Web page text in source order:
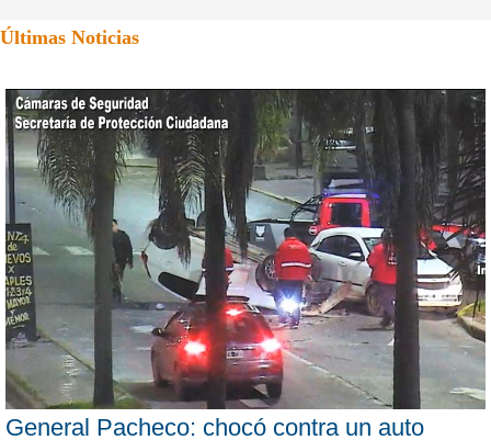
Últimas Noticias
General Pacheco: chocó contra un auto